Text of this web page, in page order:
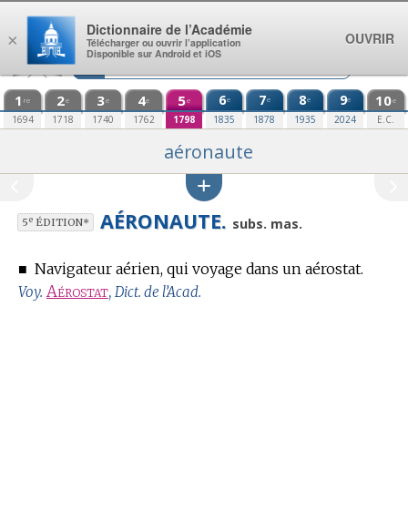
Aller au contenu
1 re
1694
2e
1718
3e
1740
4e
1762
5e
1798
6e
1835
7e
1878
8e
1935
9e
2024
10e
E.C.
aéronaute
5eÉDITION* AÉRONAUTE. subs. mas.
■ Navigateur aérien, qui voyage dans un aérostat.
Voy. Aérostat, Dict. de l’Acad.
×
Dictionnaire de l’Académie
Télécharger ou ouvrir l’application
Disponible sur Android et iOS
OUVRIR